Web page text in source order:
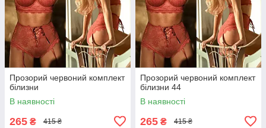
Прозорий червоний комплект
білизни
В наявності
265 ₴ 415 ₴
Прозорий червоний комплект
білизни 44
В наявності
265 ₴ 415 ₴